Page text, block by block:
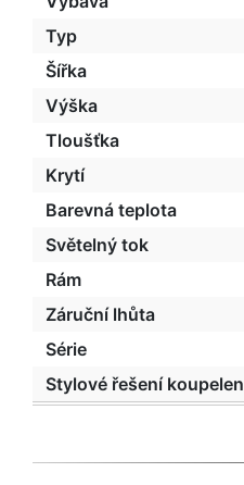
Typ
Šířka
Výška
Tloušťka
Krytí
Barevná teplota
Světelný tok
Rám
Záruční lhůta
Série
Stylové řešení koupelen